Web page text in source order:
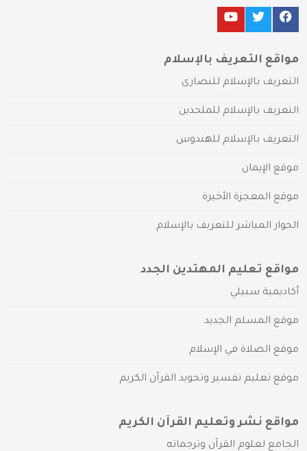
مواقع التعريف بالإسلام
التعريف بالإسلام للنصارى
التعريف بالإسلام للملحدين
التعريف بالإسلام للهندوس
موقع الإيمان
موقع المعجزة الأخيرة
الحوار المباشر للتعريف بالإسلام
مواقع تعليم المهتدين الجدد
أكاديمية سبيلي
موقع المسلم الجديد
موقع الصلاة في الإسلام
موقع تعليم تفسير وتجويد القرآن الكريم
مواقع نشر وتعليم القرآن الكريم
الجامع لعلوم القرآن وترجماته